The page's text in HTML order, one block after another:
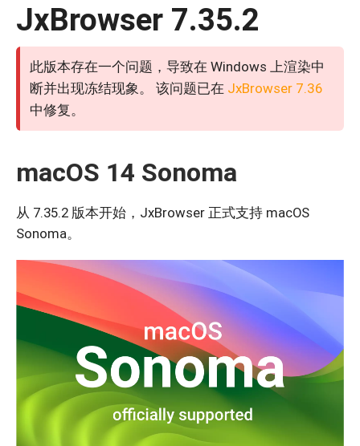
JxBrowser 7.35.2
此版本存在一个问题，导致在 Windows 上渲染中
断并出现冻结现象。 该问题已在 JxBrowser 7.36
中修复。
macOS 14 Sonoma
从 7.35.2 版本开始，JxBrowser 正式支持 macOS
Sonoma。